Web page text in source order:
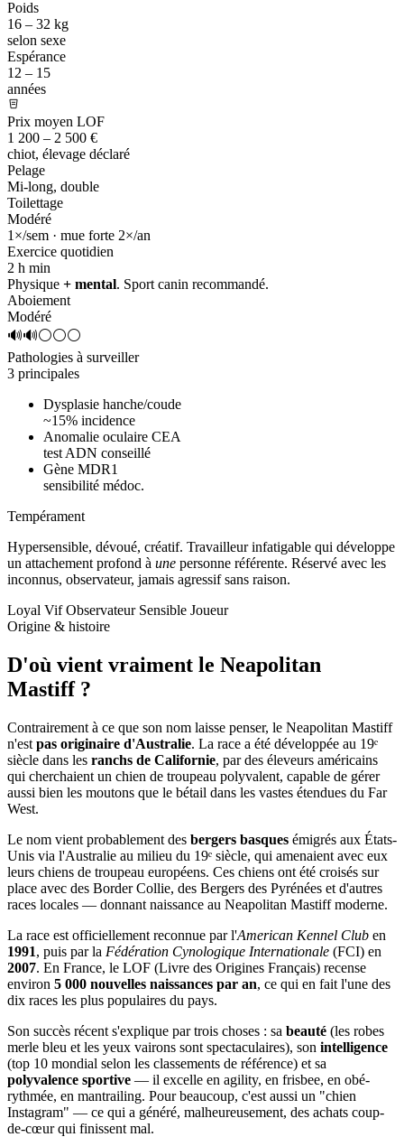
Poids
16 – 32 kg
selon sexe
Espérance
12 – 15
années
Prix moyen LOF
1 200 – 2 500 €
chiot, élevage déclaré
Pelage
Mi-long, double
Toilettage
Modéré
1×/sem · mue forte 2×/an
Exercice quotidien
2 h min
Physique + mental. Sport canin recommandé.
Aboiement
Modéré
🔊🔊⚪⚪⚪
Pathologies à surveiller
3 principales
Dysplasie hanche/coude
~15% incidence
Anomalie oculaire CEA
test ADN conseillé
Gène MDR1
sensibilité médoc.
Tempérament
Hypersensible, dévoué, créatif. Travailleur infatigable qui développe
un attachement profond à une personne référente. Réservé avec les
inconnus, observateur, jamais agressif sans raison.
Loyal Vif Observateur Sensible Joueur
Origine & histoire
D'où vient vraiment le Neapolitan
Mastiff ?
Contrairement à ce que son nom laisse penser, le Neapolitan Mastiff
n'est pas originaire d'Australie. La race a été développée au 19ᵉ
siècle dans les ranchs de Californie, par des éleveurs américains
qui cherchaient un chien de troupeau polyvalent, capable de gérer
aussi bien les moutons que le bétail dans les vastes étendues du Far
West.
Le nom vient probablement des bergers basques émigrés aux États-
Unis via l'Australie au milieu du 19ᵉ siècle, qui amenaient avec eux
leurs chiens de troupeau européens. Ces chiens ont été croisés sur
place avec des Border Collie, des Bergers des Pyrénées et d'autres
races locales — donnant naissance au Neapolitan Mastiff moderne.
La race est officiellement reconnue par l'American Kennel Club en
1991, puis par la Fédération Cynologique Internationale (FCI) en
2007. En France, le LOF (Livre des Origines Français) recense
environ 5 000 nouvelles naissances par an, ce qui en fait l'une des
dix races les plus populaires du pays.
Son succès récent s'explique par trois choses : sa beauté (les robes
merle bleu et les yeux vairons sont spectaculaires), son intelligence
(top 10 mondial selon les classements de référence) et sa
polyvalence sportive — il excelle en agility, en frisbee, en obé-
rythmée, en mantrailing. Pour beaucoup, c'est aussi un "chien
Instagram" — ce qui a généré, malheureusement, des achats coup-
de-cœur qui finissent mal.